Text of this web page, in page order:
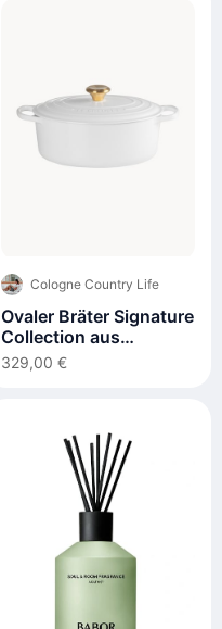
Cologne Country Life
Ovaler Bräter Signature
Collection aus
Gusseisen
329,00 €